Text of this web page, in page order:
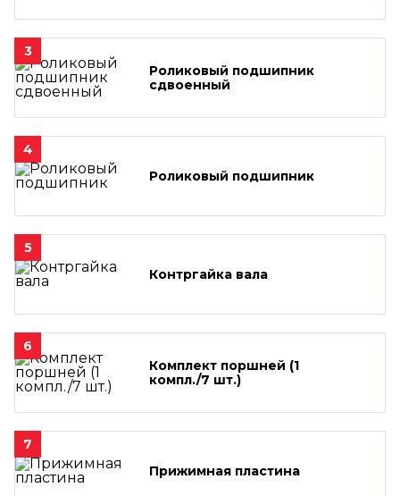
3
Роликовый подшипник
сдвоенный
4
Роликовый подшипник
5
Контргайка вала
6
Комплект поршней (1
компл./7 шт.)
7
Прижимная пластина